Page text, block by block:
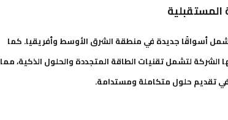
المستقبلية
أسواقًا جديدة في منطقة الشرق الأوسط وأفريقيا. كما
لتشمل تقنيات الطاقة المتجددة والحلول الذكية، مما
تقديم حلول متكاملة ومستدامة.